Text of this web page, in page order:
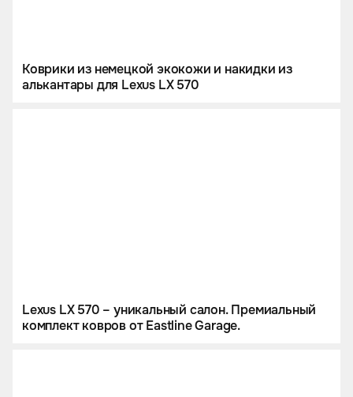
Коврики из немецкой экокожи и накидки из
алькантары для Lexus LX 570
Lexus LX 570 – уникальный салон. Премиальный
комплект ковров от Eastline Garage.